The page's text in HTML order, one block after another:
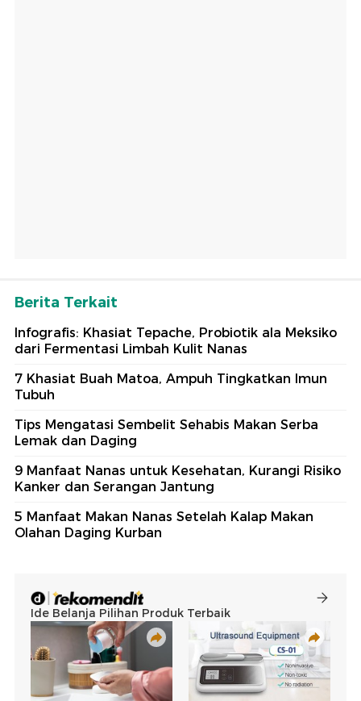
Berita Terkait
Infografis: Khasiat Tepache, Probiotik ala Meksiko
dari Fermentasi Limbah Kulit Nanas
7 Khasiat Buah Matoa, Ampuh Tingkatkan Imun
Tubuh
Tips Mengatasi Sembelit Sehabis Makan Serba
Lemak dan Daging
9 Manfaat Nanas untuk Kesehatan, Kurangi Risiko
Kanker dan Serangan Jantung
5 Manfaat Makan Nanas Setelah Kalap Makan
Olahan Daging Kurban